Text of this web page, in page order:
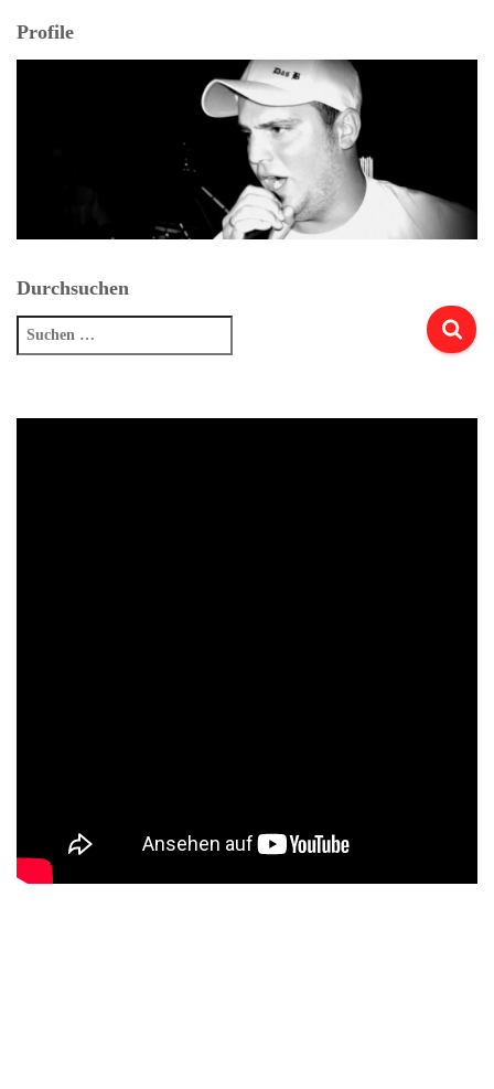
Profile
Durchsuchen
Suchen
nach: